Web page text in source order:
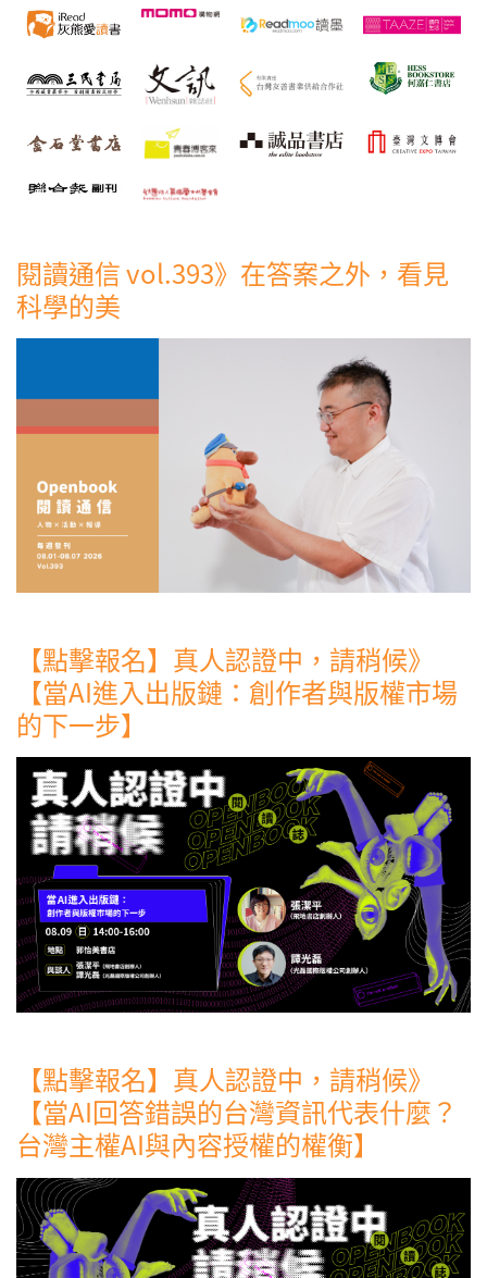
閱讀通信 vol.393》在答案之外，看見
科學的美
【點擊報名】真人認證中，請稍候》
【當AI進入出版鏈：創作者與版權市場
的下一步】
【點擊報名】真人認證中，請稍候》
【當AI回答錯誤的台灣資訊代表什麼？
台灣主權AI與內容授權的權衡】